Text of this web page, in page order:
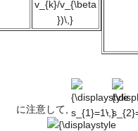
})\,}
に注意して,
{\displaystyle
s_{1}=1\,}
,
{\displaystyle{\displaystyle